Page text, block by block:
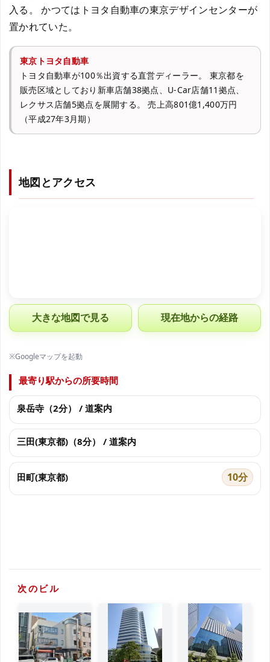
入る。 かつてはトヨタ自動車の東京デザインセンターが
置かれていた。
東京トヨタ自動車
トヨタ自動車が100％出資する直営ディーラー。 東京都を
販売区域としており新車店舗38拠点、U-Car店舗11拠点、
レクサス店舗5拠点を展開する。 売上高801億1,400万円
（平成27年3月期）
地図とアクセス
大きな地図で見る 現在地からの経路
※Googleマップを起動
最寄り駅からの所要時間
泉岳寺（2分） / 道案内
三田(東京都)（8分） / 道案内
田町(東京都) 10分
次のビル